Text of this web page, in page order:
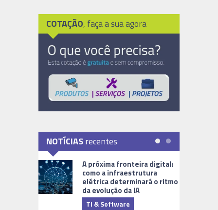
COTAÇÃO, faça a sua agora
NOTÍCIASrecentes
A próxima fronteira digital:
como a infraestrutura
elétrica determinará o ritmo
da evolução da IA
TI & Software